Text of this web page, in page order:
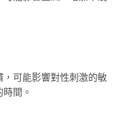
可能影響對性刺激的敏
間。